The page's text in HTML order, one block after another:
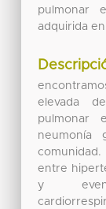
pulmonar
adquirida
elevada
pulmonar
neumonía
entre
y